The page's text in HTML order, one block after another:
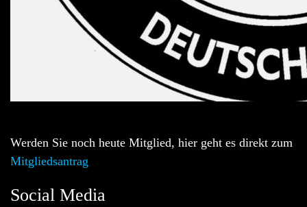
Werden Sie noch heute Mitglied, hier geht es direkt zum
Mitgliedsantrag
Social Media